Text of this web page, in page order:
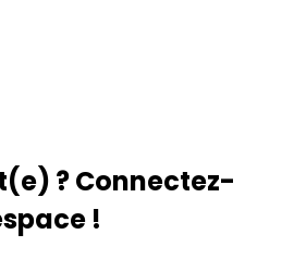
? Connectez-
!